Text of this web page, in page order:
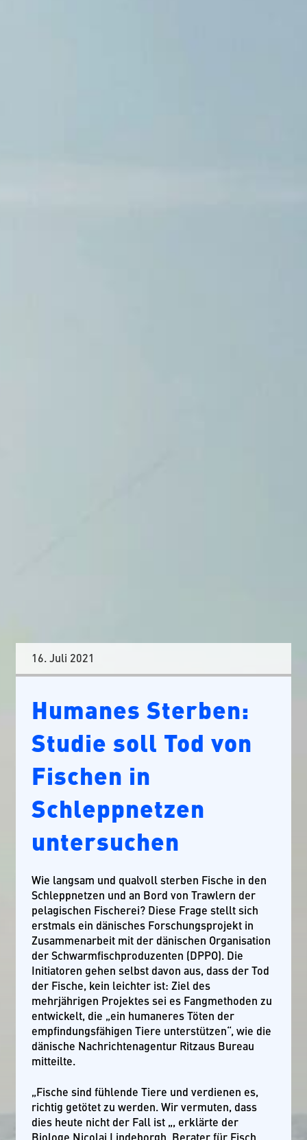
16. Juli 2021
Humanes Sterben:
Studie soll Tod von
Fischen in
Schleppnetzen
untersuchen
Wie langsam und qualvoll sterben Fische in den
Schleppnetzen und an Bord von Trawlern der
pelagischen Fischerei? Diese Frage stellt sich
erstmals ein dänisches Forschungsprojekt in
Zusammenarbeit mit der dänischen Organisation
der Schwarmfischproduzenten (DPPO). Die
Initiatoren gehen selbst davon aus, dass der Tod
der Fische, kein leichter ist: Ziel des
mehrjährigen Projektes sei es Fangmethoden zu
entwickelt, die „ein humaneres Töten der
empfindungsfähigen Tiere unterstützen“, wie die
dänische Nachrichtenagentur Ritzaus Bureau
mitteilte.
„Fische sind fühlende Tiere und verdienen es,
richtig getötet zu werden. Wir vermuten, dass
dies heute nicht der Fall ist „, erklärte der